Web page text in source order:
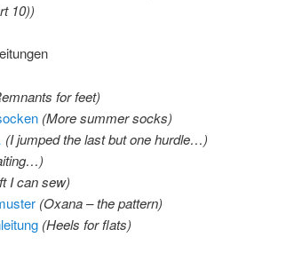
10))
for feet)
(More summer socks)
(I jumped the last but one hurdle…)
I can sew)
(Oxana – the pattern)
(Heels for flats)